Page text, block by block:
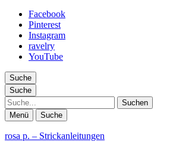
Facebook
Pinterest
Instagram
ravelry
YouTube
Suche
Suche
Suche
Menü Suche
rosa p. – Strickanleitungen